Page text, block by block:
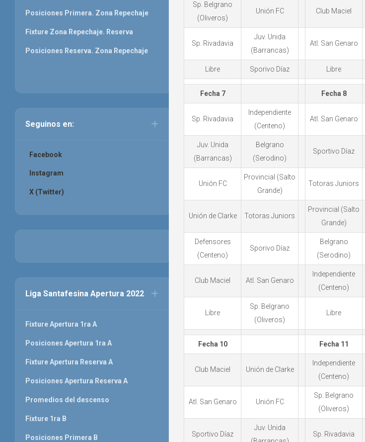
Sp. Belgrano
(Oliveros)
Unión FC Club Maciel
Sp. Rivadavia
Juv. Unida
(Barrancas)
Atl. San Genaro
Libre Sporivo Díaz Libre
Fecha 7 Fecha 8
Sp. Rivadavia
Independiente
(Centeno)
Atl. San Genaro
Juv. Unida
(Barrancas)
Belgrano
(Serodino)
Sportivo Díaz
Unión FC
Provincial (Salto
Grande)
Totoras Juniors
Unión de Clarke Totoras Juniors
Provincial (Salto
Grande)
Defensores
(Centeno)
Sporivo Díaz
Belgrano
(Serodino)
Club Maciel Atl. San Genaro
Independiente
(Centeno)
Libre
Sp. Belgrano
(Oliveros)
Libre
Fecha 10 Fecha 11
Club Maciel Unión de Clarke
Independiente
(Centeno)
Atl. San Genaro Unión FC
Sp. Belgrano
(Oliveros)
Sportivo Díaz
Juv. Unida
Sp. Rivadavia
Posiciones Primera. Zona Repechaje
Fixture Zona Repechaje. Reserva
Posiciones Reserva. Zona Repechaje
Seguinos en:
Facebook
Instagram
X (Twitter)
Liga Santafesina Apertura 2022
Fixture Apertura 1ra A
Posiciones Apertura 1ra A
Fixture Apertura Reserva A
Posiciones Apertura Reserva A
Promedios del descenso
Fixture 1ra B
Posiciones Primera B